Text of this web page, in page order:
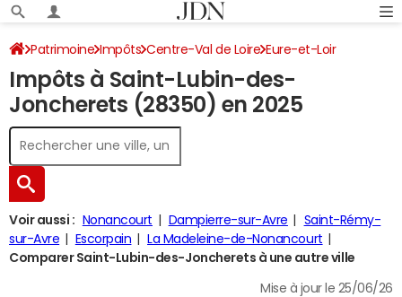
Patrimoine Impôts Centre-Val de Loire Eure-et-Loir
Saint-Lubin-des-Joncherets Impôt sur le revenu
Impôts à Saint-Lubin-des-
Joncherets (28350) en 2025
Voir aussi : Nonancourt Dampierre-sur-Avre
Saint-Rémy-
sur-Avre
Escorpain
La Madeleine-de-Nonancourt
Comparer Saint-Lubin-des-Joncherets à une autre ville
Mise à jour le 25/06/26